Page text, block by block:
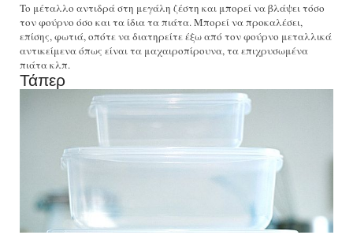
To μέταλλο αντιδρά στη μεγάλη ζέστη και μπορεί να βλάψει τόσο
τον φούρνο όσο και τα ίδια τα πιάτα. Μπορεί να προκαλέσει,
επίσης, φωτιά, οπότε να διατηρείτε έξω από τον φούρνο μεταλλικά
αντικείμενα όπως είναι τα μαχαιροπίρουνα, τα επιχρυσωμένα
πιάτα κλπ.
Τάπερ